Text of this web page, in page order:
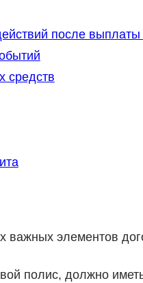
после выплаты
средств
важных элементов
полис, должно